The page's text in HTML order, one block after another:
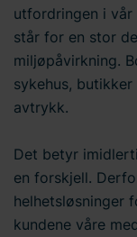
utfordringen i
står for en stor
miljøpåvirkning.
sykehus,
avtrykk.
Det betyr
en forskjell.
helhetsløsninger
kundene våre